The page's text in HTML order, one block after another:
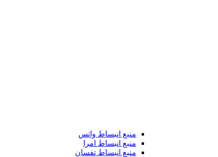
منبع انبساط واتس
منبع انبساط امرا
منبع انبساط تفسان